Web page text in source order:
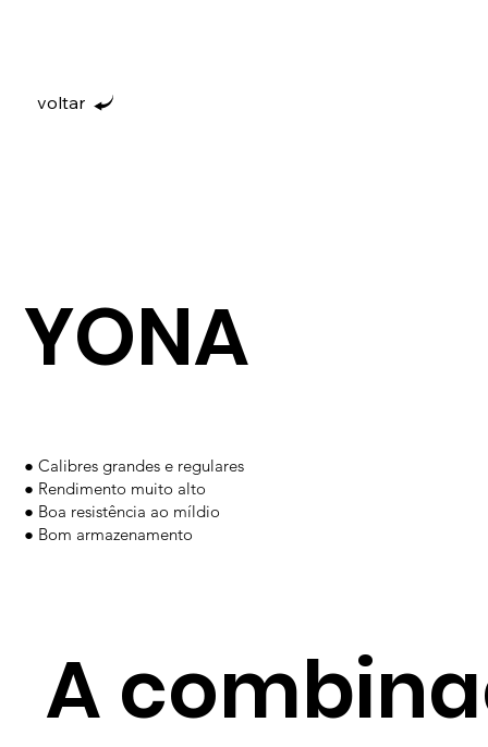
voltar
YONA
● Calibres grandes e regulares
● Rendimento muito alto
● Boa resistência ao míldio
● Bom armazenamento
A